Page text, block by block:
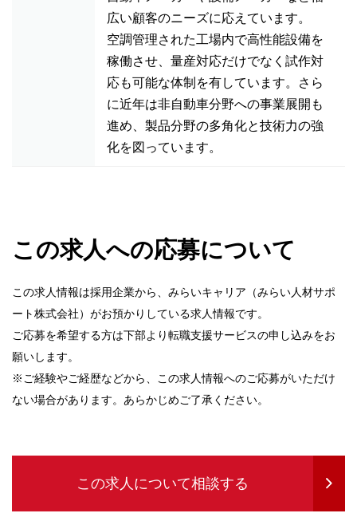
広い顧客のニーズに応えています。
空調管理された工場内で高性能設備を
稼働させ、量産対応だけでなく試作対
応も可能な体制を有しています。さら
に近年は非自動車分野への事業展開も
進め、製品分野の多角化と技術力の強
化を図っています。
この求人への応募について
この求人情報は採用企業から、みらいキャリア（みらい人材サポ
ート株式会社）がお預かりしている求人情報です。
ご応募を希望する方は下部より転職支援サービスの申し込みをお
願いします。
※ご経験やご経歴などから、この求人情報へのご応募がいただけ
ない場合があります。あらかじめご了承ください。
この求人について相談する